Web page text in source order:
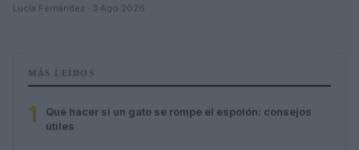
Lucía Fernández · 3 Ago 2026
MÁS LEÍDOS
1
Qué hacer si un gato se rompe el espolón: consejos
útiles